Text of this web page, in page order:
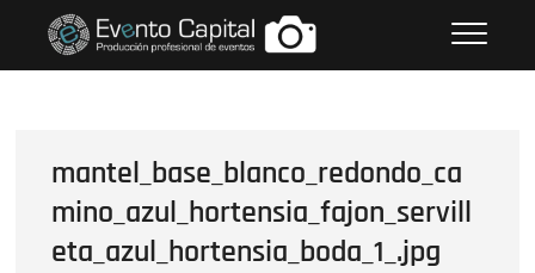
contenido
FOTOS GRUPO EMPRESARIAL
mantel_base_blanco_redondo_ca
mino_azul_hortensia_fajon_servill
eta_azul_hortensia_boda_1_.jpg